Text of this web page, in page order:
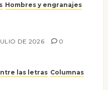
Hombres y engranajes
DE 2026 0
las letras Columnas